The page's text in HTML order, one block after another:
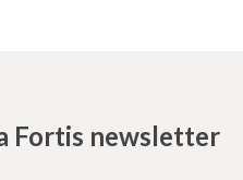
Fortis newsletter